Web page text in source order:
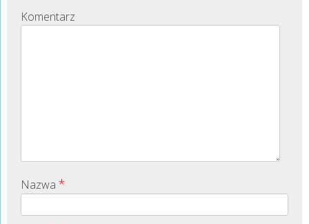
Komentarz
Nazwa *